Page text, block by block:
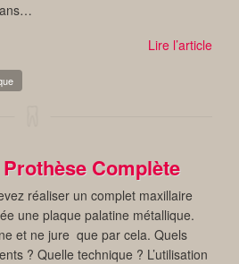
Lire l’article
Complète
réaliser un complet maxillaire
une plaque palatine métallique.
et ne jure que par cela. Quels
? Quelle technique ? L’utilisation